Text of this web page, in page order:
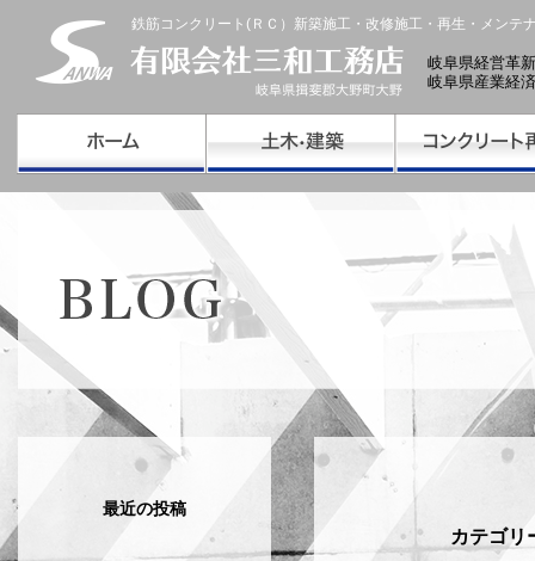
鉄筋コンクリート(ＲＣ）新築施工・改修施工・再生・メンテ
岐阜県経営革
岐阜県産業経
最近の投稿
カテゴリ